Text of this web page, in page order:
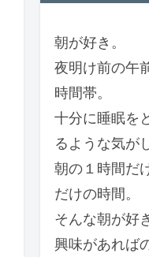
朝が好き。
夜明け前の午
時間帯。
十分に睡眠を
るような気が
朝の１時間だ
だけの時間。
そんな朝が好
興味があれば